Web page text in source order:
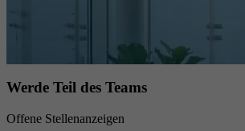
Werde Teil des Teams
Offene Stellenanzeigen